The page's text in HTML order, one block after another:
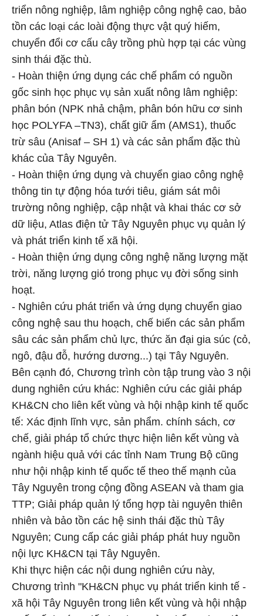
triển nông nghiệp, lâm nghiệp công nghệ cao, bảo
tồn các loại các loài động thực vật quý hiếm,
chuyển đổi cơ cấu cây trồng phù hợp tại các vùng
sinh thái đặc thù.
- Hoàn thiện ứng dụng các chế phẩm có nguồn
gốc sinh học phục vụ sản xuất nông lâm nghiệp:
phân bón (NPK nhả chậm, phân bón hữu cơ sinh
học POLYFA –TN3), chất giữ ẩm (AMS1), thuốc
trừ sâu (Anisaf – SH 1) và các sản phẩm đặc thù
khác của Tây Nguyên.
- Hoàn thiện ứng dụng và chuyển giao công nghệ
thông tin tự động hóa tưới tiêu, giám sát môi
trường nông nghiệp, cập nhật và khai thác cơ sở
dữ liệu, Atlas điện tử Tây Nguyên phục vụ quản lý
và phát triển kinh tế xã hội.
- Hoàn thiện ứng dụng công nghệ năng lượng mặt
trời, năng lượng gió trong phục vụ đời sống sinh
hoạt.
- Nghiên cứu phát triển và ứng dụng chuyển giao
công nghệ sau thu hoạch, chế biến các sản phẩm
sâu các sản phẩm chủ lực, thức ăn đại gia súc (cỏ,
ngô, đậu đỗ, hướng dương...) tại Tây Nguyên.
Bên cạnh đó, Chương trình còn tập trung vào 3 nội
dung nghiên cứu khác: Nghiên cứu các giải pháp
KH&CN cho liên kết vùng và hội nhập kinh tế quốc
tế: Xác định lĩnh vực, sản phẩm. chính sách, cơ
chế, giải pháp tổ chức thực hiện liên kết vùng và
ngành hiệu quả với các tỉnh Nam Trung Bộ cũng
như hội nhập kinh tế quốc tế theo thế mạnh của
Tây Nguyên trong cộng đồng ASEAN và tham gia
TTP; Giải pháp quản lý tổng hợp tài nguyên thiên
nhiên và bảo tồn các hệ sinh thái đặc thù Tây
Nguyên; Cung cấp các giải pháp phát huy nguồn
nội lực KH&CN tại Tây Nguyên.
Khi thực hiện các nội dung nghiên cứu này,
Chương trình "KH&CN phục vụ phát triển kinh tế -
xã hội Tây Nguyên trong liên kết vùng và hội nhập